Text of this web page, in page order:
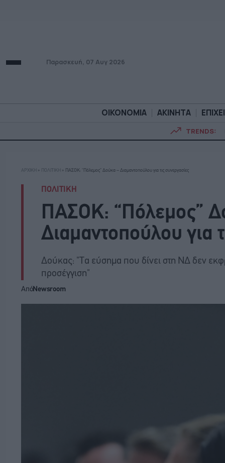
Παρασκευή, 07 Αυγ 2026
ΟΙΚΟΝΟΜΙΑ ΑΚΙΝΗΤΑ
TRENDS:
ΟΙΚΟΝΟΜΙΑ
ΑΡΧΙΚΗ » ΠΟΛΙΤΙΚΗ » ΠΑΣΟΚ: “Πόλεμος” Δούκα – Διαμαντοπούλου για τις συνεργασίες
ΠΟΛΙΤΙΚΗ
ΠΑΣΟΚ: “Πόλεμος”
Διαμαντοπούλου για
Δούκας: "Τα εύσημα που δίνει στη ΝΔ δεν
προσέγγιση"
ΑπόNewsroom